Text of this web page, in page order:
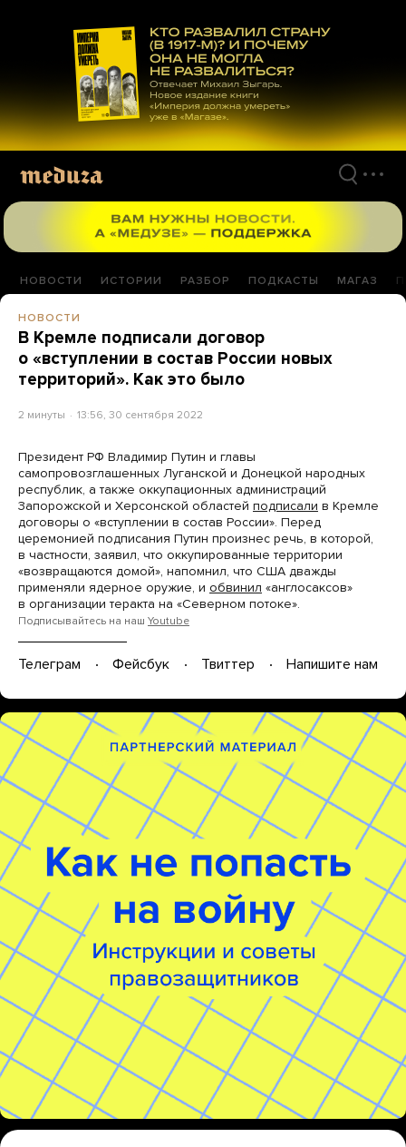
материалам
НОВОСТИ ИСТОРИИ РАЗБОР ПОДКАСТЫ МАГАЗ
НОВОСТИ
В Кремле подписали договор
о «вступлении в состав России новых
территорий». Как это было
2 минуты 13:56, 30 сентября 2022
Президент РФ Владимир Путин и главы
самопровозглашенных Луганской и Донецкой народных
республик, а также оккупационных администраций
Запорожской и Херсонской областей подписали в Кремле
договоры о «вступлении в состав России». Перед
церемонией подписания Путин произнес речь, в которой,
в частности, заявил, что оккупированные территории
«возвращаются домой», напомнил, что США дважды
применяли ядерное оружие, и обвинил «англосаксов»
в организации теракта на «Северном потоке».
Подписывайтесь на наш Youtube
Телеграм Фейсбук Твиттер Напишите нам